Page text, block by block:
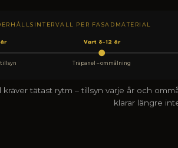
PER FASADMATERIAL
år
tillsyn
Vart 8–12 år
Träpanel – ommålning
kräver tätast rytm – tillsyn varje år och
klarar längre